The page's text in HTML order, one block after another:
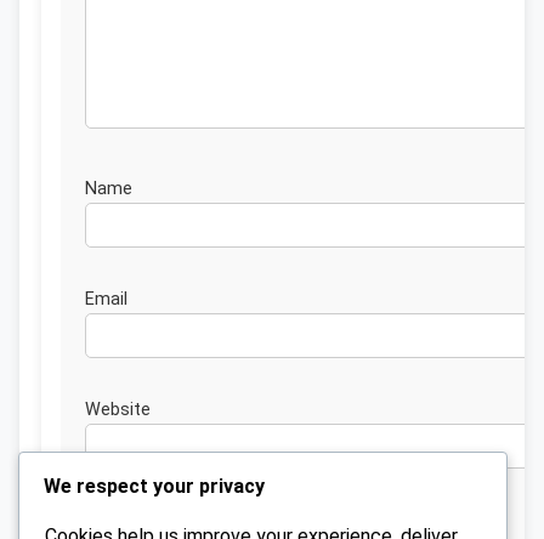
Website
We respect your privacy